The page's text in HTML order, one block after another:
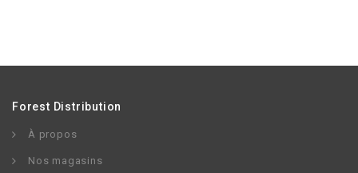
Forest Distribution
À propos
Nos magasins